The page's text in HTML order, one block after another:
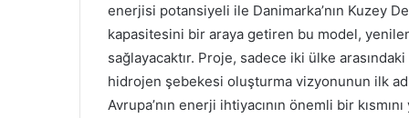
enerjisi potansiyeli ile Danimarka’nın Kuzey
kapasitesini bir araya getiren bu model,
sağlayacaktır. Proje, sadece iki ülke
hidrojen şebekesi oluşturma vizyonunun ilk
Avrupa’nın enerji ihtiyacının önemli bir